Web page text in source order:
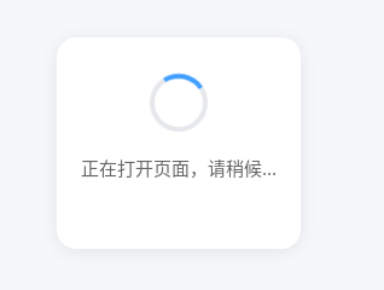
正在打开页面，请稍候...